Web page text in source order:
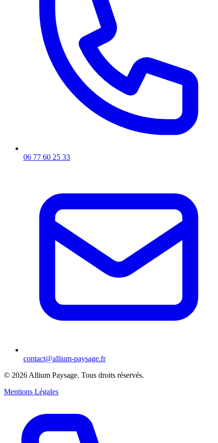
06 77 60 25 33
contact@allium-paysage.fr
© 2026 Allium Paysage. Tous droits réservés.
Mentions Légales